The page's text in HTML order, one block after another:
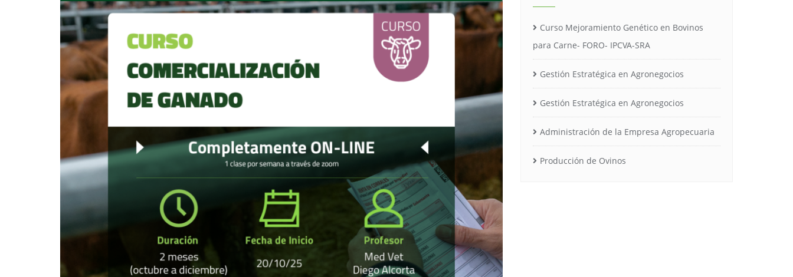
Curso Mejoramiento Genético en Bovinos
para Carne- FORO- IPCVA-SRA
Gestión Estratégica en Agronegocios
Gestión Estratégica en Agronegocios
Administración de la Empresa Agropecuaria
Producción de Ovinos